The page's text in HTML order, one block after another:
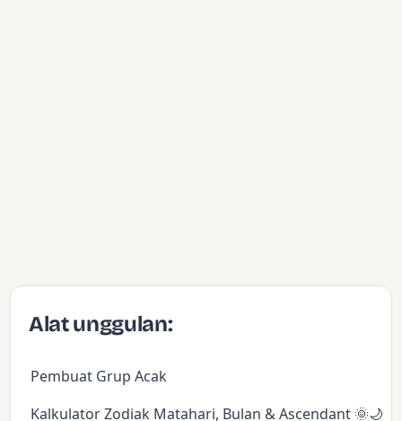
Alat unggulan:
Pembuat Grup Acak
Kalkulator Zodiak Matahari, Bulan & Ascendant 🌞🌙✨